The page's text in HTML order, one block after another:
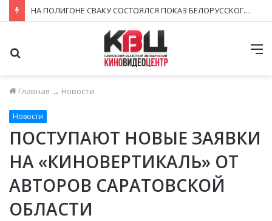
НА ПОЛИГОНЕ СВАКУ СОСТОЯЛСЯ ПОКАЗ БЕЛОРУССКОГО ФИЛЬМА
Главная → Новости
Новости
ПОСТУПАЮТ НОВЫЕ ЗАЯВКИ
НА «КИНОВЕРТИКАЛЬ» ОТ
АВТОРОВ САРАТОВСКОЙ
ОБЛАСТИ